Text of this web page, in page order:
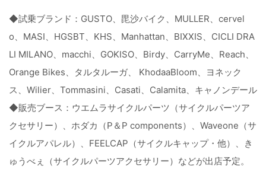
◆試乗ブランド：GUSTO、毘沙バイク、MULLER、cervel
o、MASI、HGSBT、KHS、Manhattan、BIXXIS、CICLI DRA
LI MILANO、macchi、GOKISO、Birdy、CarryMe、Reach、
Orange Bikes、タルタルーガ、 KhodaaBloom、ヨネック
ス、Wilier、Tommasini、Casati、Calamita、キャノンデール
◆販売ブース：ウエムラサイクルパーツ（サイクルパーツア
クセサリー）、ホダカ（P＆P components）、Waveone（サ
イクルアパレル）、FEELCAP（サイクルキャップ・他）、き
ゅうべぇ（サイクルパーツアクセサリー）などが出店予定。